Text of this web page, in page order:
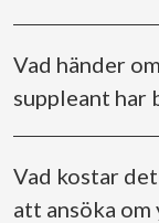
Vad händer
suppleant har
Vad kostar
att ansöka